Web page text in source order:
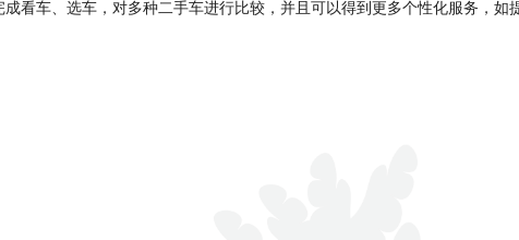
看车、选车，对多种二手车进行比较，并且可以得到更多个性化服务，如